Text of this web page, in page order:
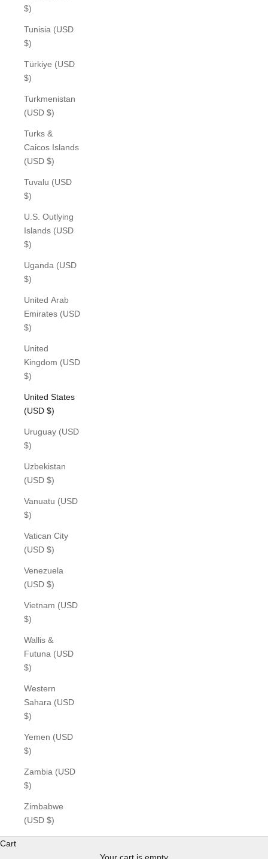
$)
Tunisia (USD
$)
Türkiye (USD
$)
Turkmenistan
(USD $)
Turks &
Caicos Islands
(USD $)
Tuvalu (USD
$)
U.S. Outlying
Islands (USD
$)
Uganda (USD
$)
United Arab
Emirates (USD
$)
United
Kingdom (USD
$)
United States
(USD $)
Uruguay (USD
$)
Uzbekistan
(USD $)
Vanuatu (USD
$)
Vatican City
(USD $)
Venezuela
(USD $)
Vietnam (USD
$)
Wallis &
Futuna (USD
$)
Western
Sahara (USD
$)
Yemen (USD
$)
Zambia (USD
$)
Zimbabwe
(USD $)
Cart
Your cart is empty